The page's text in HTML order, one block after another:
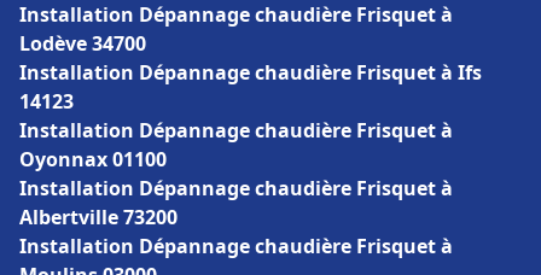
Installation Dépannage chaudière Frisquet à
Lodève 34700
Installation Dépannage chaudière Frisquet à Ifs
14123
Installation Dépannage chaudière Frisquet à
Oyonnax 01100
Installation Dépannage chaudière Frisquet à
Albertville 73200
Installation Dépannage chaudière Frisquet à